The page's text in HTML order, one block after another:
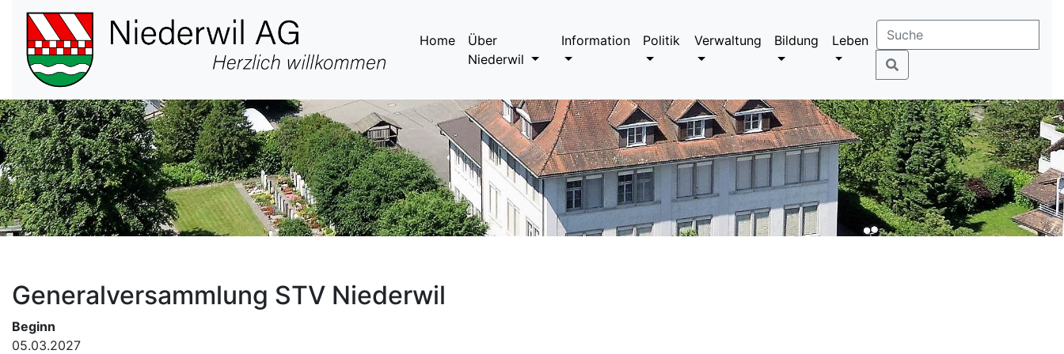
Hauptnavigation
Home
Über
Niederwil
Information Politik Verwaltung Bildung Leben
Generalversammlung STV Niederwil
Beginn
05.03.2027